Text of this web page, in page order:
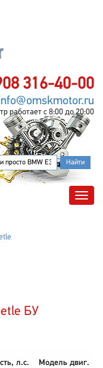
316-40-00
работает с 8:00 до 20:00
БУ
л.с. Модель двиг.